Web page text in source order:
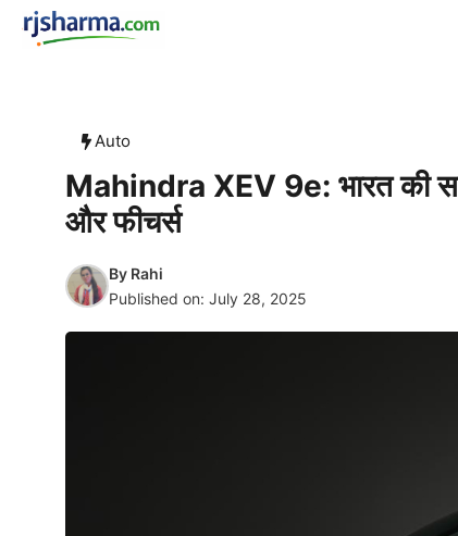
Skip
Auto
Mahindra XEV 9e: भारत की
और फीचर्स
By Rahi
Published on: July 28, 2025